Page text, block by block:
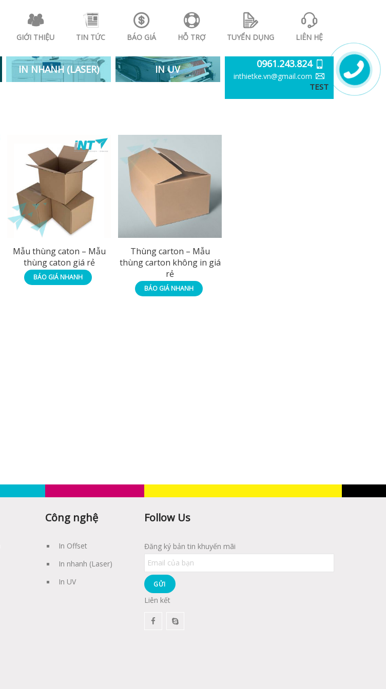
GIỚI THIỆU TIN TỨC BÁO GIÁ HỖ TRỢ TUYỂN DỤNG LIÊN HỆ
IN NHANH (LASER) IN UV 0961.243.824
inthietke.vn@gmail.com
TEST
Mẫu thùng caton – Mẫu
thùng caton giá rẻ
BÁO GIÁ NHANH
Thùng carton – Mẫu
thùng carton không in giá
rẻ
BÁO GIÁ NHANH
Công nghệ
In Offset
In nhanh (Laser)
In UV
Follow Us
Đăng ký bản tin khuyến mãi
Liên kết